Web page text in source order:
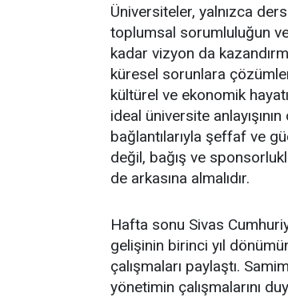
Üniversiteler, yalnızca
toplumsal sorumluluğun
kadar vizyon da
küresel sorunlara
kültürel ve ekonomik
ideal üniversite
bağlantılarıyla şeffaf ve
değil, bağış ve
de arkasına almalıdır.
Hafta sonu Sivas
gelişinin birinci yıl
çalışmaları paylaştı.
yönetimin çalışmalarını